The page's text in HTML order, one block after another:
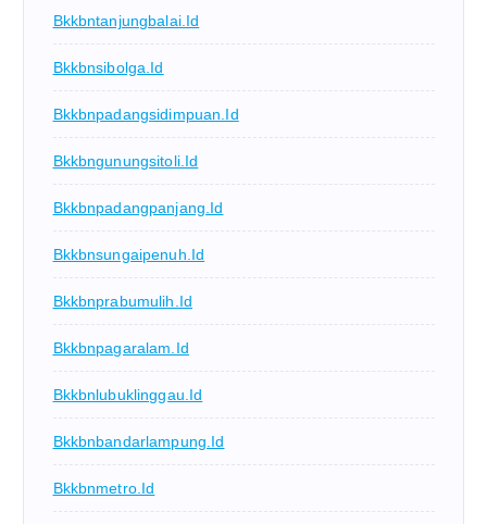
Bkkbntanjungbalai.id
Bkkbnsibolga.id
Bkkbnpadangsidimpuan.id
Bkkbngunungsitoli.id
Bkkbnpadangpanjang.id
Bkkbnsungaipenuh.id
Bkkbnprabumulih.id
Bkkbnpagaralam.id
Bkkbnlubuklinggau.id
Bkkbnbandarlampung.id
Bkkbnmetro.id